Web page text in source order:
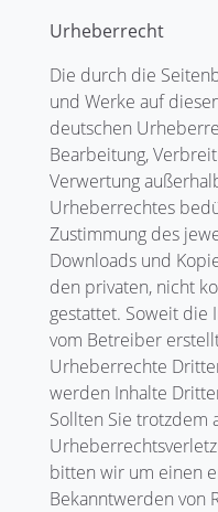
Urheberrecht
Die durch die
und Werke auf
deutschen
Bearbeitung,
Verwertung
Urheberrechtes
Zustimmung des
Downloads und
den privaten, nicht
gestattet. Soweit die
vom Betreiber
Urheberrechte
werden Inhalte
Sollten Sie trotzdem
bitten wir um einen
Bekanntwerden von